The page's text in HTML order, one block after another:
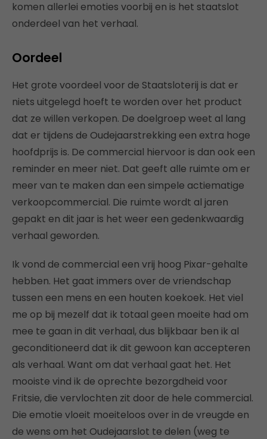
komen allerlei emoties voorbij en is het staatslot
onderdeel van het verhaal.
Oordeel
Het grote voordeel voor de Staatsloterij is dat er
niets uitgelegd hoeft te worden over het product
dat ze willen verkopen. De doelgroep weet al lang
dat er tijdens de Oudejaarstrekking een extra hoge
hoofdprijs is. De commercial hiervoor is dan ook een
reminder en meer niet. Dat geeft alle ruimte om er
meer van te maken dan een simpele actiematige
verkoopcommercial. Die ruimte wordt al jaren
gepakt en dit jaar is het weer een gedenkwaardig
verhaal geworden.
Ik vond de commercial een vrij hoog Pixar-gehalte
hebben. Het gaat immers over de vriendschap
tussen een mens en een houten koekoek. Het viel
me op bij mezelf dat ik totaal geen moeite had om
mee te gaan in dit verhaal, dus blijkbaar ben ik al
geconditioneerd dat ik dit gewoon kan accepteren
als verhaal. Want om dat verhaal gaat het. Het
mooiste vind ik de oprechte bezorgdheid voor
Fritsie, die vervlochten zit door de hele commercial.
Die emotie vloeit moeiteloos over in de vreugde en
de wens om het Oudejaarslot te delen (weg te